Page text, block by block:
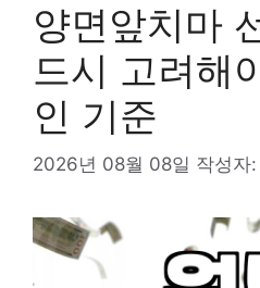
양면앞치마
드시 고려해
인 기준
2026년 08월 08일 작성자: